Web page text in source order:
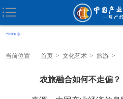
当前位置 首页 > 文化艺术 > 旅游 >
农旅融合如何不走偏